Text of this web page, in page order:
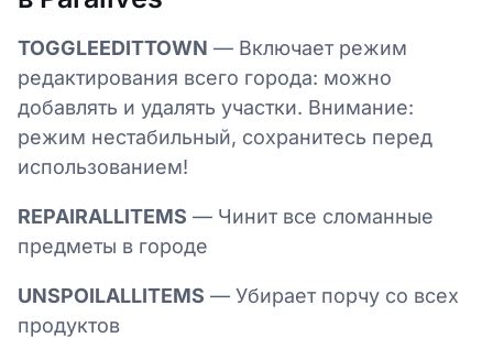
TOGGLEEDITTOWN — Включает режим
редактирования всего города: можно
добавлять и удалять участки. Внимание:
режим нестабильный, сохранитесь перед
использованием!
REPAIRALLITEMS — Чинит все сломанные
предметы в городе
UNSPOILALLITEMS — Убирает порчу со всех
продуктов